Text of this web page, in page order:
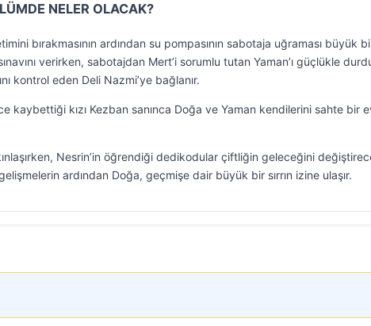
NELER OLACAK?
bırakmasının ardından su pompasının sabotaja uğraması büyük
verirken, sabotajdan Mert’i sorumlu tutan Yaman’ı güçlükle
kontrol eden Deli Nazmi’ye bağlanır.
kaybettiği kızı Kezban sanınca Doğa ve Yaman kendilerini sahte bir
Nesrin’in öğrendiği dedikodular çiftliğin geleceğini
ardından Doğa, geçmişe dair büyük bir sırrın izine ulaşır.